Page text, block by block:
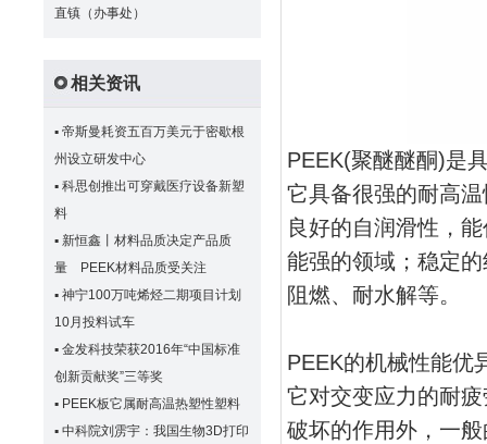
直镇（办事处）
相关资讯
▪ 帝斯曼耗资五百万美元于密歇根
州设立研发中心
▪ 科思创推出可穿戴医疗设备新塑
料
▪ 新恒鑫丨材料品质决定产品质
量 PEEK材料品质受关注
▪ 神宁100万吨烯烃二期项目计划
10月投料试车
▪ 金发科技荣获2016年“中国标准
创新贡献奖”三等奖
▪ PEEK板它属耐高温热塑性塑料
▪ 中科院刘雳宇：我国生物3D打印
PEEK(聚醚醚酮)是
它具备很强的耐高
良好的自润滑性，
能强的领域；稳定
阻燃、耐水解等。
PEEK的机械性能优
它对交变应力的耐
破坏的作用外，一